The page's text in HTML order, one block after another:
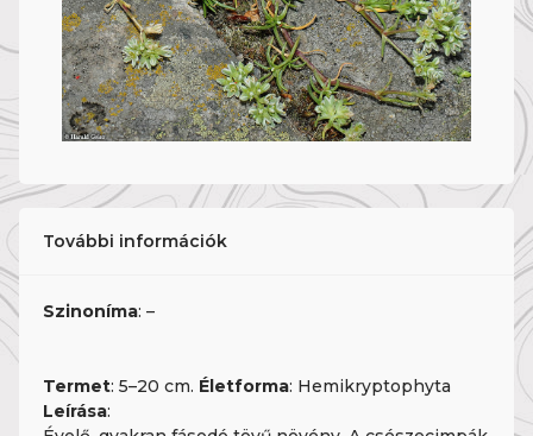
További információk
Szinoníma: –
Termet: 5–20 cm. Életforma: Hemikryptophyta
Leírása: